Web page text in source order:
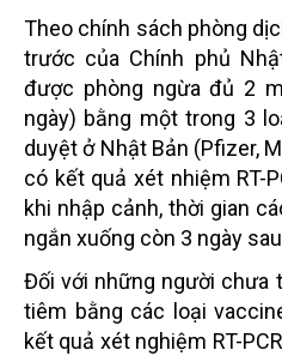
Theo chính sách phòng
trước của Chính phủ
được phòng ngừa đủ 2
ngày) bằng một trong 3
duyệt ở Nhật Bản (Pfizer,
có kết quả xét nhiệm RT-
khi nhập cảnh, thời gian
ngắn xuống còn 3 ngày
Đối với những người chưa
tiêm bằng các loại
kết quả xét nghiệm RT-